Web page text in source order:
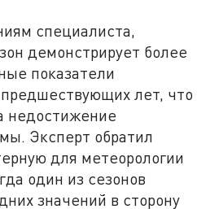
специалиста,
демонстрирует более
показатели
лет, что
недостижение
Эксперт обратил
для метеорологии
один из сезонов
значений в сторону